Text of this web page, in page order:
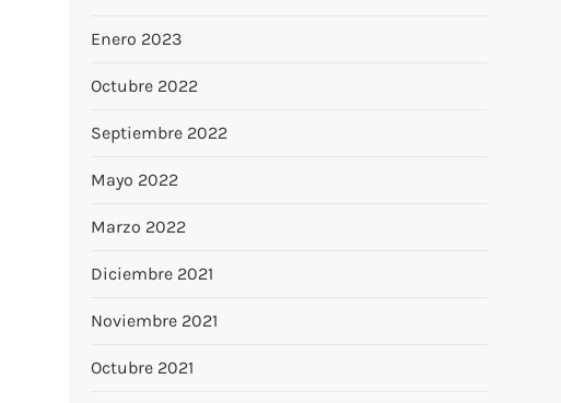
Enero 2023
Octubre 2022
Septiembre 2022
Mayo 2022
Marzo 2022
Diciembre 2021
Noviembre 2021
Octubre 2021